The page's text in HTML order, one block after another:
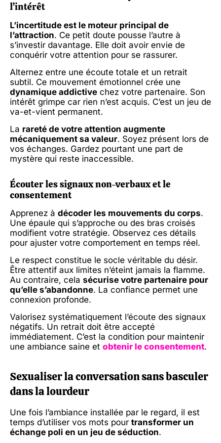
l’intérêt
L’incertitude est le moteur principal de
l’attraction. Ce petit doute pousse l’autre à
s’investir davantage. Elle doit avoir envie de
conquérir votre attention pour se rassurer.
Alternez entre une écoute totale et un retrait
subtil. Ce mouvement émotionnel crée une
dynamique addictive chez votre partenaire. Son
intérêt grimpe car rien n’est acquis. C’est un jeu de
va-et-vient permanent.
La rareté de votre attention augmente
mécaniquement sa valeur. Soyez présent lors de
vos échanges. Gardez pourtant une part de
mystère qui reste inaccessible.
Écouter les signaux non-verbaux et le
consentement
Apprenez à décoder les mouvements du corps.
Une épaule qui s’approche ou des bras croisés
modifient votre stratégie. Observez ces détails
pour ajuster votre comportement en temps réel.
Le respect constitue le socle véritable du désir.
Être attentif aux limites n’éteint jamais la flamme.
Au contraire, cela sécurise votre partenaire pour
qu’elle s’abandonne. La confiance permet une
connexion profonde.
Valorisez systématiquement l’écoute des signaux
négatifs. Un retrait doit être accepté
immédiatement. C’est la condition pour maintenir
une ambiance saine et obtenir le consentement.
Sexualiser la conversation sans basculer
dans la lourdeur
Une fois l’ambiance installée par le regard, il est
temps d’utiliser vos mots pour transformer un
échange poli en un jeu de séduction.